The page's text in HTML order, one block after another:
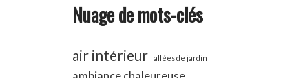
Nuage de mots-clés
air intérieur allées de jardin